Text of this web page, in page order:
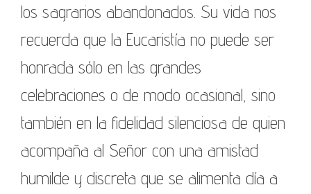
los sagrarios abandonados. Su vida nos
recuerda que la Eucaristía no puede ser
honrada sólo en las grandes
celebraciones o de modo ocasional, sino
también en la fidelidad silenciosa de quien
acompaña al Señor con una amistad
humilde y discreta que se alimenta día a